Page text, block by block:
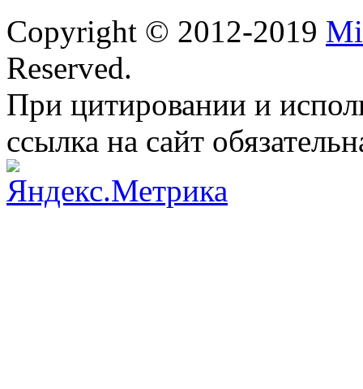
Copyright © 2012-2019
Reserved.
При цитировании и
ссылка на сайт